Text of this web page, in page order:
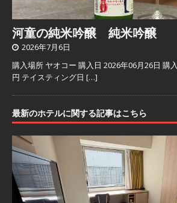
河童の純米吟醸 純米吟醸
2026年7月6日
購入場所 ヤオコー 購入日 2026年06月26日 購
円 テイスティング日 […]
最新のホテルに関する記事はこちら